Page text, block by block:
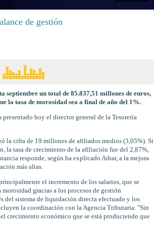
de gestión
septiembre un total de 85.837,51 millones de euros,
la tasa de morosidad sea a final de año del 1%.
hoy el director general de la Tesorería
la cifra de 19 millones de afiliados medios (3,05%). Si
la tasa de crecimiento de la afiliación fue del 2,87%,
responde, según ha explicado Aibar, a la mejora
más altas.
el incremento de los salarios, que se
gracias a los procesos de gestión
del sistema de liquidación directa efectuado y los
la coordinación con la Agencia Tributaria. "Sin
crecimiento económico que se está produciendo que